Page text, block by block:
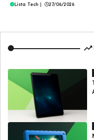
Lista Tech | 27/06/2026